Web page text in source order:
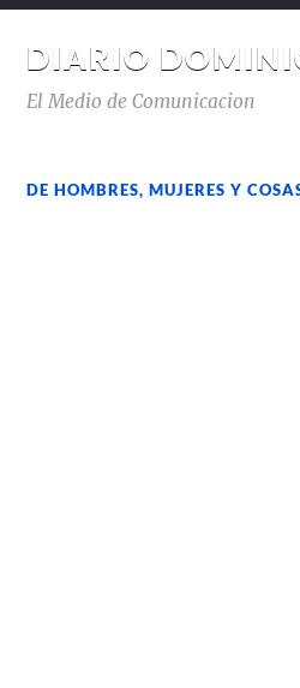
DIARIO
El Medio de Comunicacion
DE HOMBRES, MUJERES Y